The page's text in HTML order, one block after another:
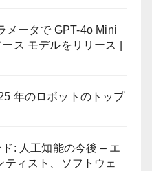
メータで GPT-4o Mini
ス モデルをリリース |
年のロボットのトップ
: 人工知能の今後 – エ
ティスト、ソフトウェ